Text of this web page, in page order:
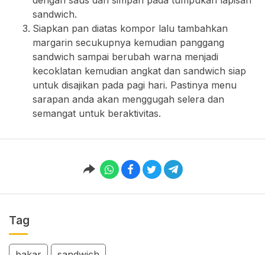
sandwich.
Siapkan pan diatas kompor lalu tambahkan
margarin secukupnya kemudian panggang
sandwich sampai berubah warna menjadi
kecoklatan kemudian angkat dan sandwich siap
untuk disajikan pada pagi hari. Pastinya menu
sarapan anda akan menggugah selera dan
semangat untuk beraktivitas.
Tag